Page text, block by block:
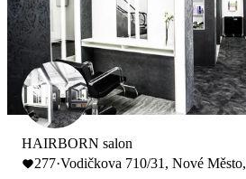
HAIRBORN salon
277·Vodičkova 710/31, Nové